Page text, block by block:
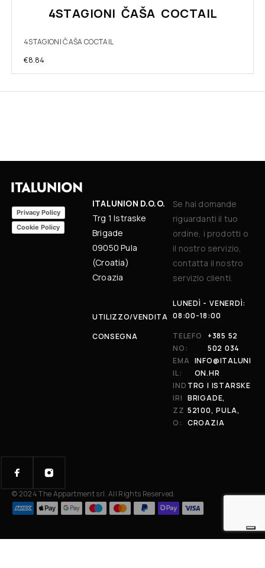
4STAGIONI ČAŠA COCTAIL
4STAGIONI ČAŠA COCTAIL
€8.84
Privacy Policy
Cookie Policy
ITALUNION D.O.O.
Trg 1 Istraske
Brigade
09050 Pula
(Croatia)
Croazia
UTILIZZO/VENDITA
CONSEGNA
Se hai domande
riguardanti il tuo
ordine, i prodotti o
il nostro servizio,
contatta il nostro
servizio clienti.
LUNEDÌ - VENERDÌ:
08:00-18:00
TELEFO
NO:
+385 52
502 034
EMA
IL:
INFO@ITALUNI
ON.HR
IND
IRI
ZZ
O:
TRG I ISTARSKE
BRIGADE,
52100, PULA,
CROAZIA
© 2024 The Appartment srl. All Rights Reserved.